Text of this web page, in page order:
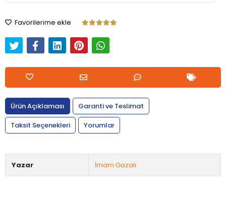
Favorilerime ekle
Ürün Açıklaması
Garanti ve Teslimat
Taksit Seçenekleri
Yorumlar
Yazar İmam Gazali